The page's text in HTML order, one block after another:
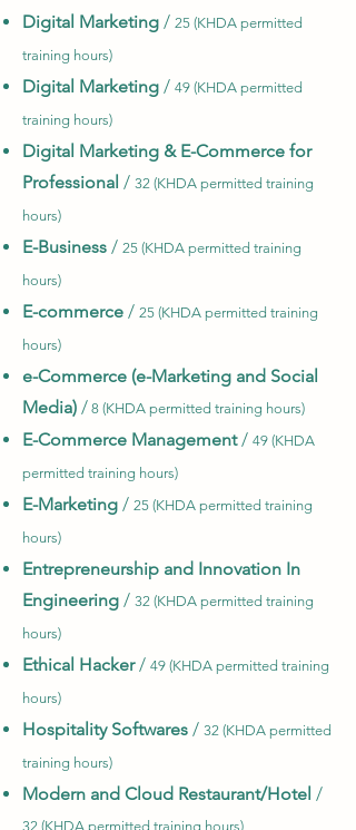
Digital Marketing / 25 (KHDA permitted
training hours)
Digital Marketing / 49 (KHDA permitted
training hours)
Digital Marketing & E-Commerce for
Professional / 32 (KHDA permitted training
hours)
E-Business / 25 (KHDA permitted training
hours)
E-commerce / 25 (KHDA permitted training
hours)
e-Commerce (e-Marketing and Social
Media) / 8 (KHDA permitted training hours)
E-Commerce Management/ 49 (KHDA
permitted training hours)
E-Marketing / 25 (KHDA permitted training
hours)
Entrepreneurship and Innovation In
Engineering / 32 (KHDA permitted training
hours)
Ethical Hacker/ 49 (KHDA permitted training
hours)
Hospitality Softwares / 32 (KHDA permitted
training hours)
Modern and Cloud Restaurant/Hotel /
32 (KHDA permitted training hours)